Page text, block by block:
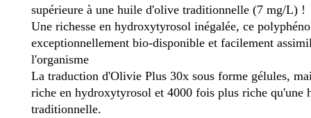
supérieure à une huile d'olive traditionnelle (7 mg/L) !
Une richesse en hydroxytyrosol inégalée, ce
exceptionnellement bio-disponible et facilement
l'organisme
La traduction d'Olivie Plus 30x sous forme gélules,
riche en hydroxytyrosol et 4000 fois plus riche qu'une
traditionnelle.